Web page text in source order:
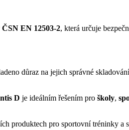
ČSN EN 12503-2, která určuje
důraz na jejich správné
D je ideálním řešením pro školy,
produktech pro sportovní tréninky a